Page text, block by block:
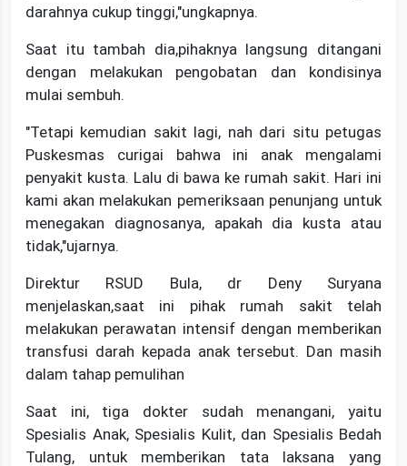
darahnya cukup tinggi,"ungkapnya.
Saat itu tambah dia,pihaknya langsung ditangani
dengan melakukan pengobatan dan kondisinya
mulai sembuh.
"Tetapi kemudian sakit lagi, nah dari situ petugas
Puskesmas curigai bahwa ini anak mengalami
penyakit kusta. Lalu di bawa ke rumah sakit. Hari ini
kami akan melakukan pemeriksaan penunjang untuk
menegakan diagnosanya, apakah dia kusta atau
tidak,"ujarnya.
Direktur RSUD Bula, dr Deny Suryana
menjelaskan,saat ini pihak rumah sakit telah
melakukan perawatan intensif dengan memberikan
transfusi darah kepada anak tersebut. Dan masih
dalam tahap pemulihan
Saat ini, tiga dokter sudah menangani, yaitu
Spesialis Anak, Spesialis Kulit, dan Spesialis Bedah
Tulang, untuk memberikan tata laksana yang